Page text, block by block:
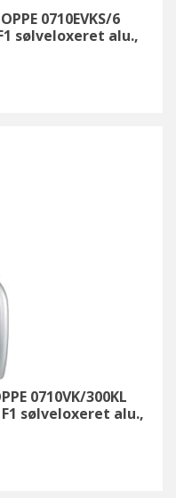
0710EVKS/6
sølveloxeret alu.,
0710VK/300KL
sølveloxeret alu.,